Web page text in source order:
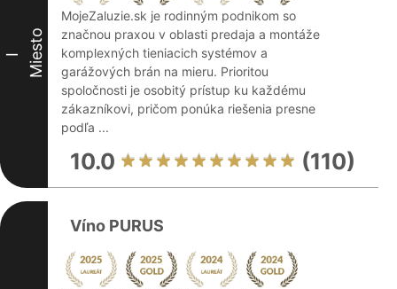
I Miesto
MojeZaluzie.sk je rodinným podnikom so
značnou praxou v oblasti predaja a montáže
komplexných tieniacich systémov a
garážových brán na mieru. Prioritou
spoločnosti je osobitý prístup ku každému
zákazníkovi, pričom ponúka riešenia presne
podľa ...
10.0 (110)
Víno PURUS